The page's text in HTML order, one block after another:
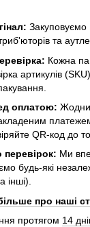
Закуповуємо
та
Кожна
артикулів
оплатою:
QR-код до
перевірок: Ми
будь-які
інші).
про наші
протягом 14